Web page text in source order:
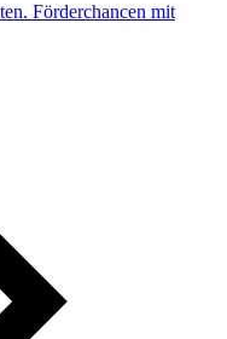
Förderchancen mit